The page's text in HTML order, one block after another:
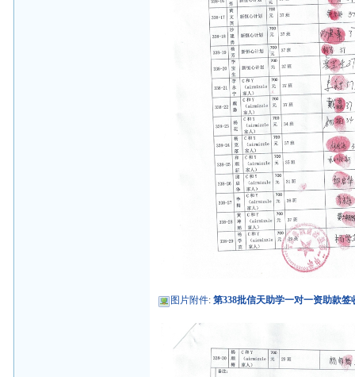
图片附件:第338批信天助学一对一资助款